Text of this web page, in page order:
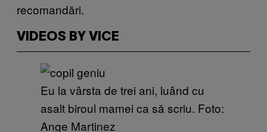
recomandări.
VIDEOS BY VICE
Eu la vârsta de trei ani, luând cu
asalt biroul mamei ca să scriu. Foto:
Ange Martinez